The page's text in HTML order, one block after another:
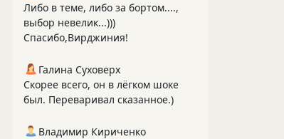
Либо в теме, либо за бортом....,
выбор невелик...)))
Спасибо,Вирджиния!
Галина Суховерх
Скорее всего, он в лёгком шоке
был. Переваривал сказанное.)
Владимир Кириченко